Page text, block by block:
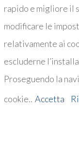
rapido e migliore il
modificare le
relativamente ai
escluderne
Proseguendo la
cookie.. Accetta